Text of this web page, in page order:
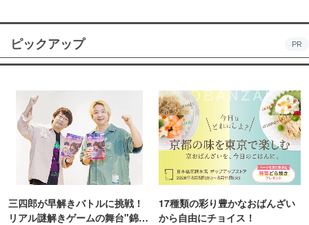
ピックアップ PR
三四郎が早解きバトルに挑戦！
リアル謎解きゲームの舞台"錦糸
17種類の彩り豊かなおばんざい
から自由にチョイス！